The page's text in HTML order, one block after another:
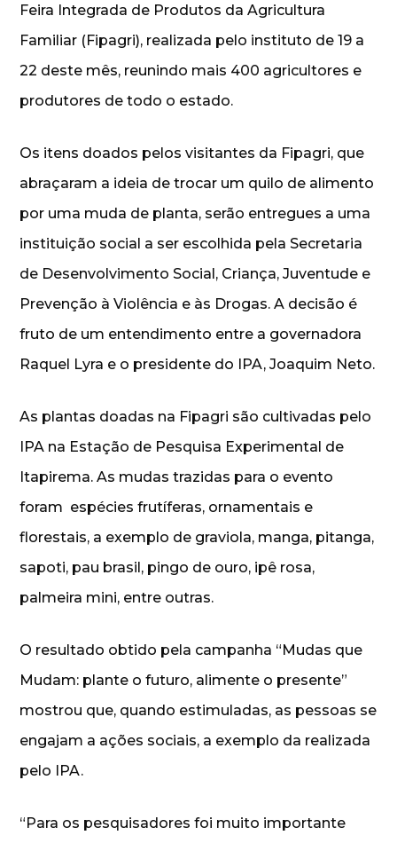
Feira Integrada de Produtos da Agricultura
Familiar (Fipagri), realizada pelo instituto de 19 a
22 deste mês, reunindo mais 400 agricultores e
produtores de todo o estado.
Os itens doados pelos visitantes da Fipagri, que
abraçaram a ideia de trocar um quilo de alimento
por uma muda de planta, serão entregues a uma
instituição social a ser escolhida pela Secretaria
de Desenvolvimento Social, Criança, Juventude e
Prevenção à Violência e às Drogas. A decisão é
fruto de um entendimento entre a governadora
Raquel Lyra e o presidente do IPA, Joaquim Neto.
As plantas doadas na Fipagri são cultivadas pelo
IPA na Estação de Pesquisa Experimental de
Itapirema. As mudas trazidas para o evento
foram espécies frutíferas, ornamentais e
florestais, a exemplo de graviola, manga, pitanga,
sapoti, pau brasil, pingo de ouro, ipê rosa,
palmeira mini, entre outras.
O resultado obtido pela campanha “Mudas que
Mudam: plante o futuro, alimente o presente”
mostrou que, quando estimuladas, as pessoas se
engajam a ações sociais, a exemplo da realizada
pelo IPA.
“Para os pesquisadores foi muito importante